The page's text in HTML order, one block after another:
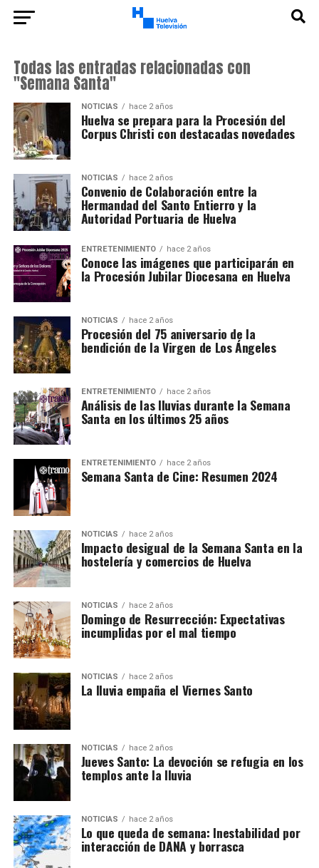
Todas las entradas relacionadas con
"Semana Santa"
NOTICIAS hace 2 años
Huelva se prepara para la Procesión del
Corpus Christi con destacadas novedades
NOTICIAS hace 2 años
Convenio de Colaboración entre la
Hermandad del Santo Entierro y la
Autoridad Portuaria de Huelva
ENTRETENIMIENTO hace 2 años
Conoce las imágenes que participarán en
la Procesión Jubilar Diocesana en Huelva
NOTICIAS hace 2 años
Procesión del 75 aniversario de la
bendición de la Virgen de Los Ángeles
ENTRETENIMIENTO hace 2 años
Análisis de las lluvias durante la Semana
Santa en los últimos 25 años
ENTRETENIMIENTO hace 2 años
Semana Santa de Cine: Resumen 2024
NOTICIAS hace 2 años
Impacto desigual de la Semana Santa en la
hostelería y comercios de Huelva
NOTICIAS hace 2 años
Domingo de Resurrección: Expectativas
incumplidas por el mal tiempo
NOTICIAS hace 2 años
La lluvia empaña el Viernes Santo
NOTICIAS hace 2 años
Jueves Santo: La devoción se refugia en los
templos ante la lluvia
NOTICIAS hace 2 años
Lo que queda de semana: Inestabilidad por
interacción de DANA y borrasca